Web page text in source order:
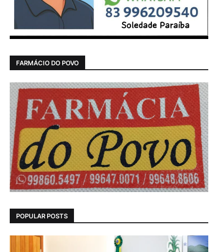
FARMÁCIO DO POVO
POPULAR POSTS